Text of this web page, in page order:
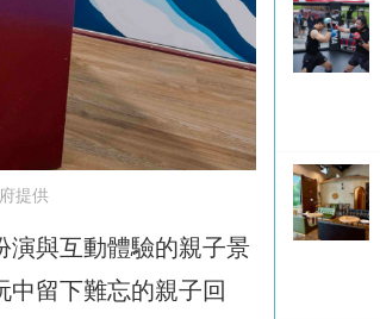
提供
演與互動體驗的親子景
留下難忘的親子回